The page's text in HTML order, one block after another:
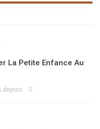
La Petite Enfance Au
depuis